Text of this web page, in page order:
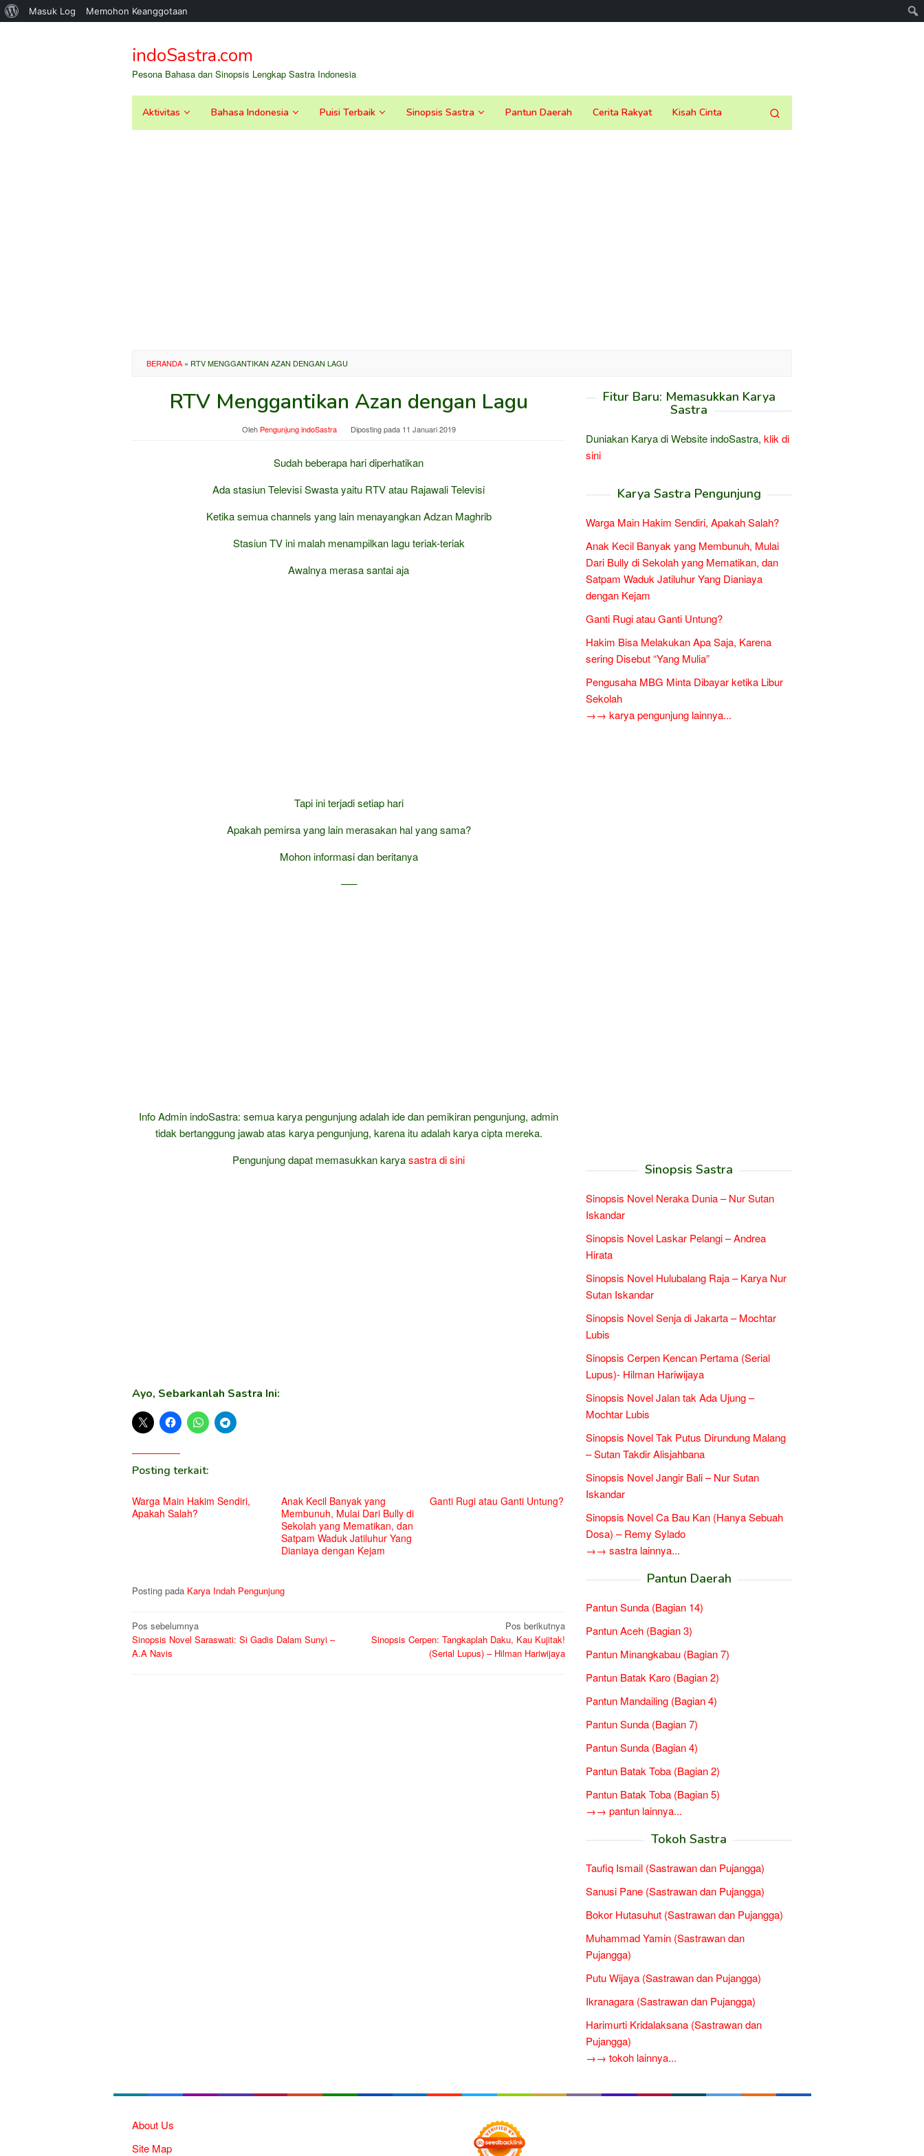
Tentang
Masuk Log Memohon Keanggotaan
kontenindoSastra.com
Pesona Bahasa dan Sinopsis Lengkap Sastra Indonesia
Aktivitas Bahasa Indonesia Puisi Terbaik Sinopsis Sastra Pantun Daerah Cerita Rakyat Kisah Cinta
BERANDA » RTV MENGGANTIKAN AZAN DENGAN LAGU
RTV Menggantikan Azan dengan Lagu
Oleh Pengunjung indoSastra Diposting pada 11 Januari 2019
Sudah beberapa hari diperhatikan
Ada stasiun Televisi Swasta yaitu RTV atau Rajawali Televisi
Ketika semua channels yang lain menayangkan Adzan Maghrib
Stasiun TV ini malah menampilkan lagu teriak-teriak
Awalnya merasa santai aja
Tapi ini terjadi setiap hari
Apakah pemirsa yang lain merasakan hal yang sama?
Mohon informasi dan beritanya
—–
Info Admin indoSastra: semua karya pengunjung adalah ide dan pemikiran pengunjung, admin
tidak bertanggung jawab atas karya pengunjung, karena itu adalah karya cipta mereka.
Pengunjung dapat memasukkan karyasastradi sini
Ayo, Sebarkanlah Sastra Ini:
Posting terkait:
Warga Main Hakim Sendiri,
Apakah Salah?
Anak Kecil Banyak yang
Membunuh, Mulai Dari Bully di
Sekolah yang Mematikan, dan
Satpam Waduk Jatiluhur Yang
Dianiaya dengan Kejam
Ganti Rugi atau Ganti Untung?
Posting pada Karya Indah Pengunjung
Navigasi
pos
Pos sebelumnya
Sinopsis Novel Saraswati: Si Gadis Dalam Sunyi –
A.A Navis
Pos berikutnya
Sinopsis Cerpen: Tangkaplah Daku, Kau Kujitak!
(Serial Lupus) – Hilman Hariwijaya
Fitur Baru: Memasukkan Karya
Sastra
Duniakan Karya di Website indoSastra, klik di
sini
Karya Sastra Pengunjung
Warga Main Hakim Sendiri, Apakah Salah?
Anak Kecil Banyak yang Membunuh, Mulai
Dari Bully di Sekolah yang Mematikan, dan
Satpam Waduk Jatiluhur Yang Dianiaya
dengan Kejam
Ganti Rugi atau Ganti Untung?
Hakim Bisa Melakukan Apa Saja, Karena
sering Disebut “Yang Mulia”
Pengusaha MBG Minta Dibayar ketika Libur
Sekolah
→→ karya pengunjung lainnya...
Sinopsis Sastra
Sinopsis Novel Neraka Dunia – Nur Sutan
Iskandar
Sinopsis Novel Laskar Pelangi – Andrea
Hirata
Sinopsis Novel Hulubalang Raja – Karya Nur
Sutan Iskandar
Sinopsis Novel Senja di Jakarta – Mochtar
Lubis
Sinopsis Cerpen Kencan Pertama (Serial
Lupus)- Hilman Hariwijaya
Sinopsis Novel Jalan tak Ada Ujung –
Mochtar Lubis
Sinopsis Novel Tak Putus Dirundung Malang
– Sutan Takdir Alisjahbana
Sinopsis Novel Jangir Bali – Nur Sutan
Iskandar
Sinopsis Novel Ca Bau Kan (Hanya Sebuah
Dosa) – Remy Sylado
→→ sastra lainnya...
Pantun Daerah
Pantun Sunda (Bagian 14)
Pantun Aceh (Bagian 3)
Pantun Minangkabau (Bagian 7)
Pantun Batak Karo (Bagian 2)
Pantun Mandailing (Bagian 4)
Pantun Sunda (Bagian 7)
Pantun Sunda (Bagian 4)
Pantun Batak Toba (Bagian 2)
Pantun Batak Toba (Bagian 5)
→→ pantun lainnya...
Tokoh Sastra
Taufiq Ismail (Sastrawan dan Pujangga)
Sanusi Pane (Sastrawan dan Pujangga)
Bokor Hutasuhut (Sastrawan dan Pujangga)
Muhammad Yamin (Sastrawan dan
Pujangga)
Putu Wijaya (Sastrawan dan Pujangga)
Ikranagara (Sastrawan dan Pujangga)
Harimurti Kridalaksana (Sastrawan dan
Pujangga)
→→ tokoh lainnya...
About Us
Site Map